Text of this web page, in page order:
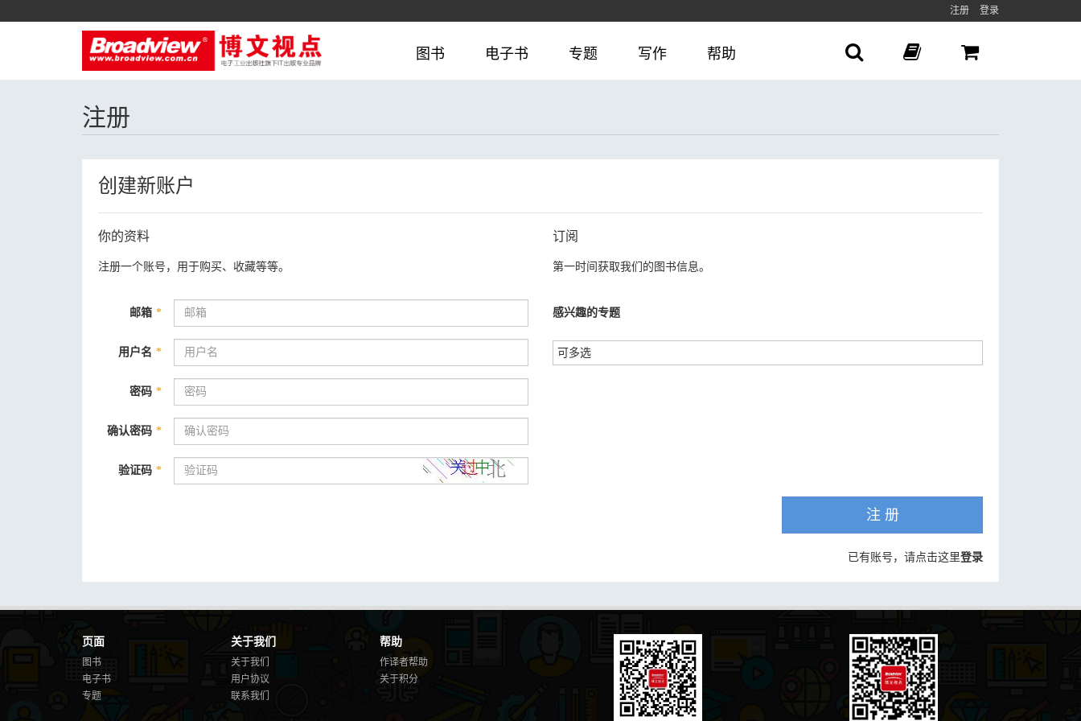
注册 登录
图书 电子书 专题 写作 帮助
注册
创建新账户
你的资料
注册一个账号，用于购买、收藏等等。
邮箱 *
用户名 *
密码 *
确认密码 *
验证码 *
订阅
第一时间获取我们的图书信息。
感兴趣的专题
注 册
已有账号，请点击这里登录
页面
图书
电子书
专题
关于我们
关于我们
用户协议
联系我们
帮助
作译者帮助
关于积分